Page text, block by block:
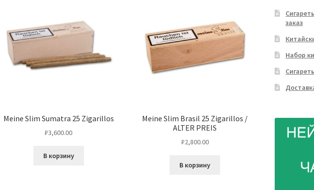
Meine Slim Sumatra 25 Zigarillos
₽3,600.00
В корзину
Meine Slim Brasil 25 Zigarillos /
ALTER PREIS
₽2,800.00
В корзину
заказ
Набор